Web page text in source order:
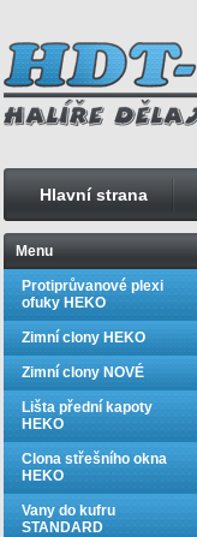
Menu
Protiprůvanové plexi
ofuky HEKO
Zimní clony HEKO
Zimní clony NOVÉ
Lišta přední kapoty
HEKO
Clona střešního okna
HEKO
Vany do kufru
STANDARD
Hlavní strana